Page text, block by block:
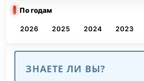
По годам
2026 2025 2024 2023
ЗНАЕТЕ ЛИ ВЫ?